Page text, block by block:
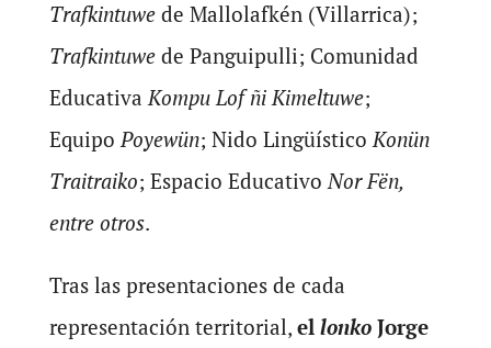
Trafkintuwede Mallolafkén (Villarrica);
Trafkintuwede Panguipulli; Comunidad
EducativaKompu Lof ñi Kimeltuwe;
EquipoPoyewün; Nido LingüísticoKonün
Traitraiko; Espacio EducativoNor Fën,
entre otros.
Tras las presentaciones de cada
representación territorial, el lonkoJorge